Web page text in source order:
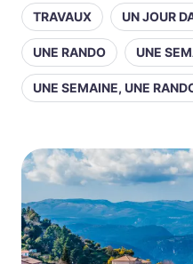
TRAVAUX UN JOUR
UNE RANDO UNE
UNE SEMAINE, UNE